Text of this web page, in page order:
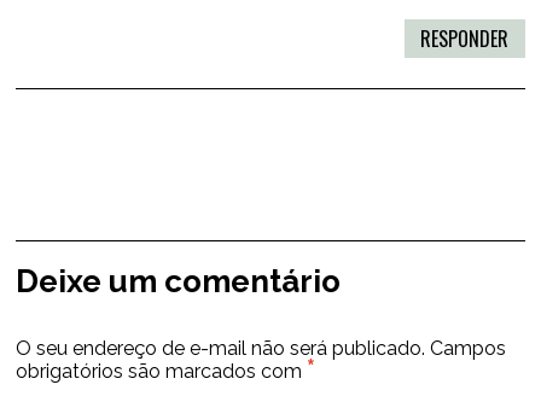
RESPONDER
Deixe um comentário
O seu endereço de e-mail não será publicado. Campos
obrigatórios são marcados com *